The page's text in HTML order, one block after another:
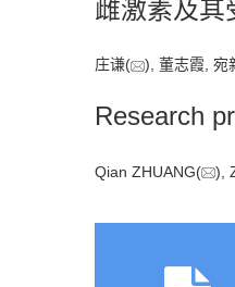
雌激素及其
庄谦( ), 董志霞, 宛
Research
Qian ZHUANG( ),